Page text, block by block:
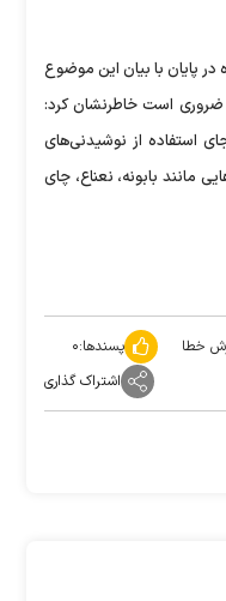
پایان با بیان این موضوع
ضروری است خاطرنشان کرد:
استفاده از نوشیدنی‌های
مانند بابونه، نعناع، چای
خطا پسندها:۰
اشتراک گذاری